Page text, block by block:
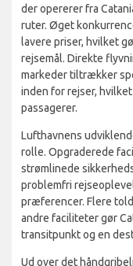
der opererer fra
ruter. Øget
lavere priser, hvilket
rejsemål. Direkte
markeder tiltrækker
inden for rejser,
passagerer.
Lufthavnens
rolle. Opgraderede
strømlinede
problemfri
præferencer. Flere
andre faciliteter gør
transitpunkt og en
Ud over det